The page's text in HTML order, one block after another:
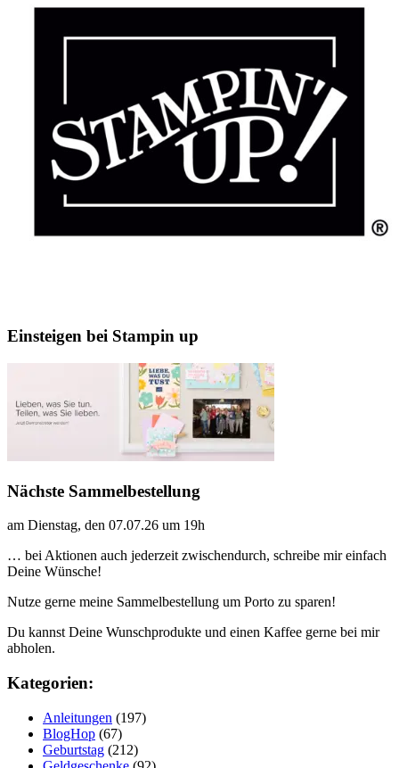
Einsteigen bei Stampin up
Nächste Sammelbestellung
am Dienstag, den 07.07.26 um 19h
… bei Aktionen auch jederzeit zwischendurch, schreibe mir einfach
Deine Wünsche!
Nutze gerne meine Sammelbestellung um Porto zu sparen!
Du kannst Deine Wunschprodukte und einen Kaffee gerne bei mir
abholen.
Kategorien:
Anleitungen (197)
BlogHop (67)
Geburtstag (212)